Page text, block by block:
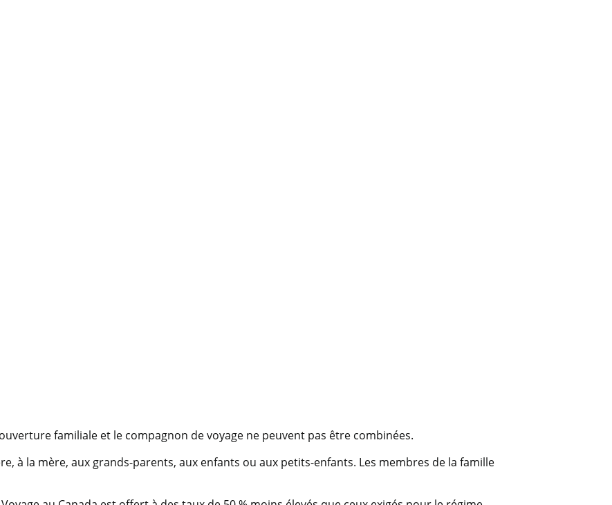
familiale et le compagnon de voyage ne peuvent pas être combinées.
à la mère, aux grands-parents, aux enfants ou aux petits-enfants. Les membres de la famille